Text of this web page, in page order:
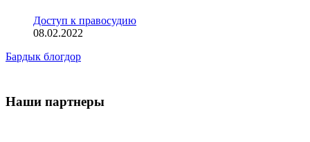
Доступ к правосудию
08.02.2022
Бардык блогдор
Наши партнеры